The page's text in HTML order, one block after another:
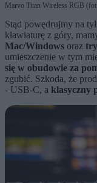
Marvo Titan Wireless RGB
Stąd powędrujmy na
klawiaturę z góry,
Mac/Windows oraz
umieszczenie w tym
się w obudowie za
zgubić. Szkoda, że
- USB-C, a klasyczny